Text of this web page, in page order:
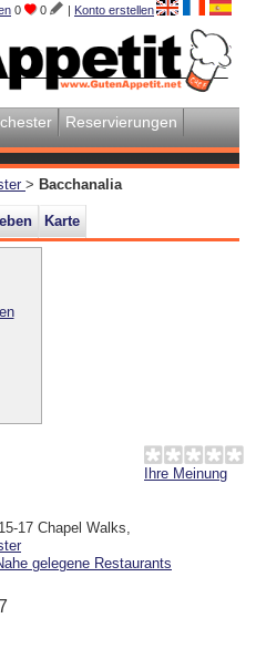
0 0 | Konto erstellen
Reservierungen
> Bacchanalia
Karte
Ihre Meinung
17 Chapel Walks
gelegene Restaurants